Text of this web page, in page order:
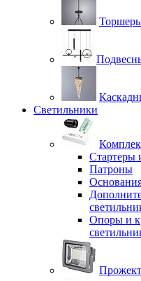
Светильники
Стартеры
Патроны
Опоры и